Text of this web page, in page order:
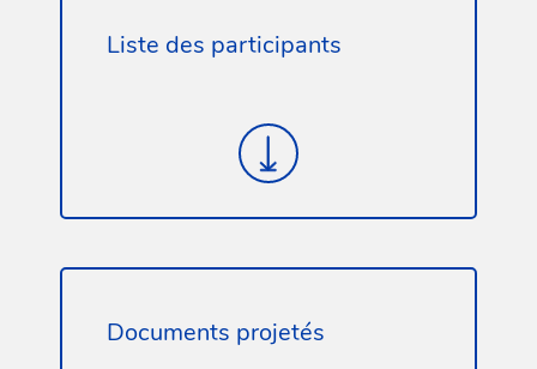
Liste des participants
Documents projetés